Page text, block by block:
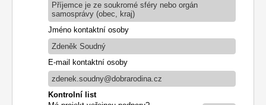
Příjemce je ze soukromé sféry nebo orgán
samosprávy (obec, kraj)
Jméno kontaktní osoby
Zdeněk Soudný
E-mail kontaktní osoby
zdenek.soudny@dobrarodina.cz
Kontrolní list